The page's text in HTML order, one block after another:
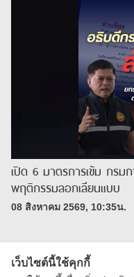
เปิด 6 มาตรการเข้ม กร
พฤติกรรมลอกเลียนแบบ
08 สิงหาคม 2569, 10:35น.
เว็บไซต์นี้ใช้คุกกี้